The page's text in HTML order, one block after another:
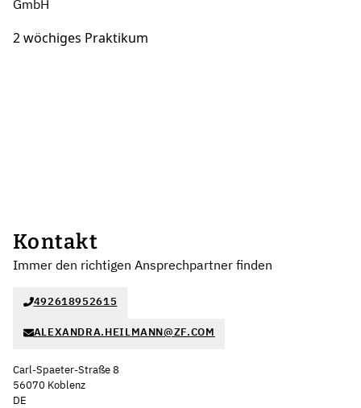
GmbH
2 wöchiges Praktikum
Kontakt
Immer den richtigen Ansprechpartner finden
492618952615
ALEXANDRA.HEILMANN@ZF.COM
Carl-Spaeter-Straße 8
56070 Koblenz
DE